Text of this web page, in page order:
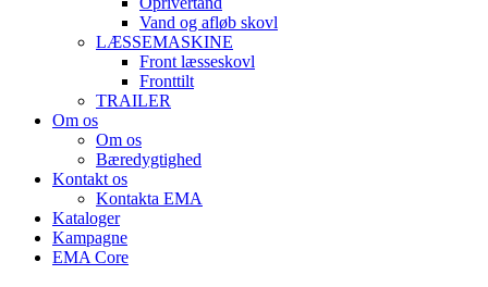
Vand og afløb skovl
LÆSSEMASKINE
Front læsseskovl
Fronttilt
TRAILER
Om os
Om os
Bæredygtighed
Kontakt os
Kontakta EMA
Kataloger
Kampagne
EMA Core